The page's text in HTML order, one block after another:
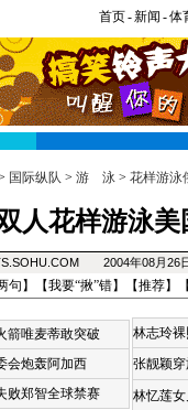
首页-新闻 -体
国际纵队 > 游 泳 > 花样游泳
人花样游泳
2004年08月
句 】【我要“揪”错】【推荐】
箭唯麦蒂敢突破
会炮轰阿加西
败郑智全球禁赛
林志玲
张靓颖
林忆莲